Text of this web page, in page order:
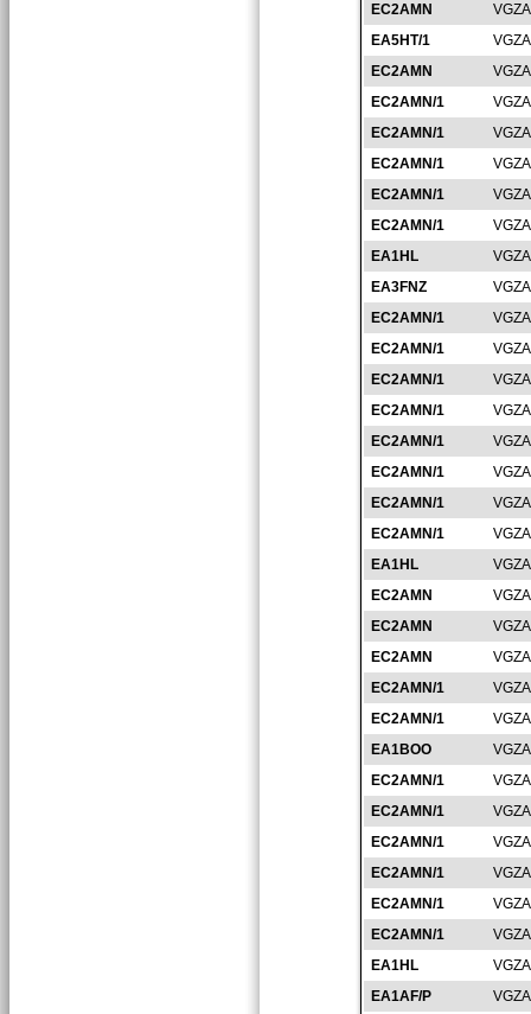
EC2AMN
EA5HT/1
EC2AMN
EC2AMN/1
EC2AMN/1
EC2AMN/1
EC2AMN/1
EC2AMN/1
EA1HL
EA3FNZ
EC2AMN/1
EC2AMN/1
EC2AMN/1
EC2AMN/1
EC2AMN/1
EC2AMN/1
EC2AMN/1
EC2AMN/1
EA1HL
EC2AMN
EC2AMN
EC2AMN
EC2AMN/1
EC2AMN/1
EA1BOO
EC2AMN/1
EC2AMN/1
EC2AMN/1
EC2AMN/1
EC2AMN/1
EC2AMN/1
EA1HL
EA1AF/P